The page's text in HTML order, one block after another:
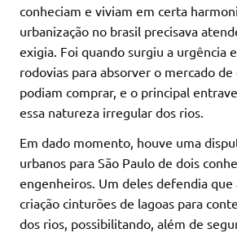
conheciam e viviam em certa
urbanização no brasil precisava
exigia. Foi quando surgiu a urgência
rodovias para absorver o mercado de
podiam comprar, e o principal
essa natureza irregular dos rios.
Em dado momento, houve uma
urbanos para São Paulo de dois
engenheiros. Um deles defendia que
criação cinturões de lagoas para
dos rios, possibilitando, além de